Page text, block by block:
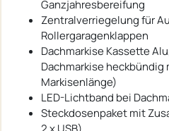
Ganzjahresbereifung
Zentralverriegelung für
Rollergaragenklappen
Dachmarkise Kassette
Dachmarkise
Markisenlänge)
LED-Lichtband bei
Steckdosenpaket mit